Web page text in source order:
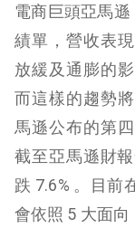
電商巨頭亞馬
績單，營收表
放緩及通膨的
而這樣的趨勢
馬遜公布的第
截至亞馬遜財
跌 7.6% 。目前
會依照 5 大面向